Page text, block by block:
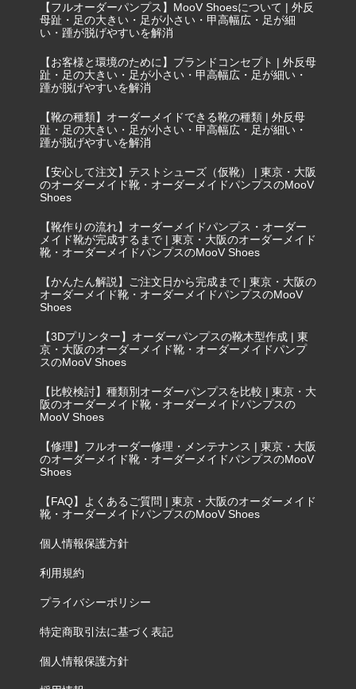
【フルオーダーパンプス】MooV Shoesについて | 外反
母趾・足の大きい・足が小さい・甲高幅広・足が細
い・踵が脱げやすいを解消
【お客様と環境のために】ブランドコンセプト | 外反母
趾・足の大きい・足が小さい・甲高幅広・足が細い・
踵が脱げやすいを解消
【靴の種類】オーダーメイドできる靴の種類 | 外反母
趾・足の大きい・足が小さい・甲高幅広・足が細い・
踵が脱げやすいを解消
【安心して注文】テストシューズ（仮靴） | 東京・大阪
のオーダーメイド靴・オーダーメイドパンプスのMooV
Shoes
【靴作りの流れ】オーダーメイドパンプス・オーダー
メイド靴が完成するまで | 東京・大阪のオーダーメイド
靴・オーダーメイドパンプスのMooV Shoes
【かんたん解説】ご注文日から完成まで | 東京・大阪の
オーダーメイド靴・オーダーメイドパンプスのMooV
Shoes
【3Dプリンター】オーダーパンプスの靴木型作成 | 東
京・大阪のオーダーメイド靴・オーダーメイドパンプ
スのMooV Shoes
【比較検討】種類別オーダーパンプスを比較 | 東京・大
阪のオーダーメイド靴・オーダーメイドパンプスの
MooV Shoes
【修理】フルオーダー修理・メンテナンス | 東京・大阪
のオーダーメイド靴・オーダーメイドパンプスのMooV
Shoes
【FAQ】よくあるご質問 | 東京・大阪のオーダーメイド
靴・オーダーメイドパンプスのMooV Shoes
個人情報保護方針
利用規約
プライバシーポリシー
特定商取引法に基づく表記
個人情報保護方針